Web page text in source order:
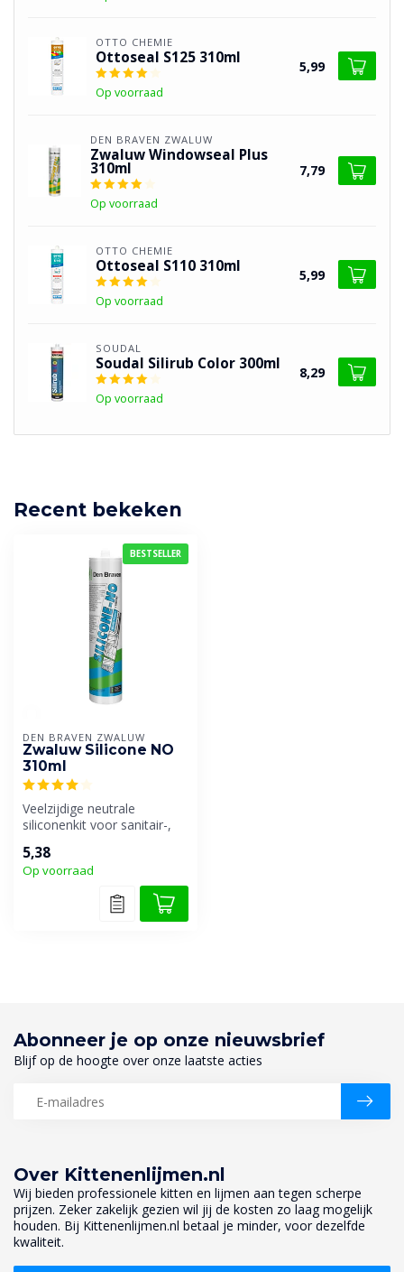
OTTO CHEMIE
Ottoseal S125 310ml
Op voorraad
5,99
DEN BRAVEN ZWALUW
Zwaluw Windowseal Plus
310ml
Op voorraad
7,79
OTTO CHEMIE
Ottoseal S110 310ml
Op voorraad
5,99
SOUDAL
Soudal Silirub Color 300ml
Op voorraad
8,29
Recent bekeken
BESTSELLER
DEN BRAVEN ZWALUW
Zwaluw Silicone NO
310ml
Veelzijdige neutrale
siliconenkit voor sanitair-,
5,38
Op voorraad
Over Kittenenlijmen.nl
Wij bieden professionele kitten en lijmen aan tegen scherpe
prijzen. Zeker zakelijk gezien wil jij de kosten zo laag mogelijk
houden. Bij Kittenenlijmen.nl betaal je minder, voor dezelfde
kwaliteit.
Abonneer je op onze nieuwsbrief
Blijf op de hoogte over onze laatste acties